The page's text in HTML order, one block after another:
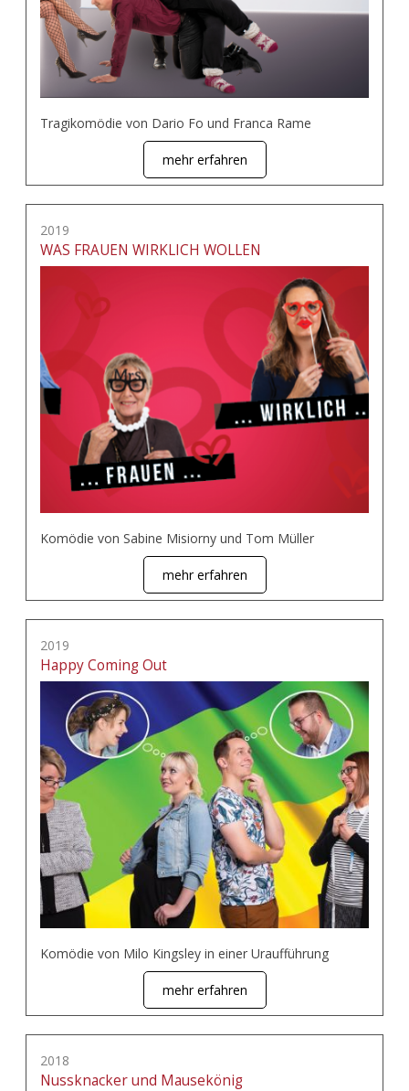
Tragikomödie von Dario Fo und Franca Rame
mehr erfahren
2019
WAS FRAUEN WIRKLICH WOLLEN
Komödie von Sabine Misiorny und Tom Müller
mehr erfahren
2019
Happy Coming Out
Komödie von Milo Kingsley in einer Uraufführung
mehr erfahren
2018
Nussknacker und Mausekönig